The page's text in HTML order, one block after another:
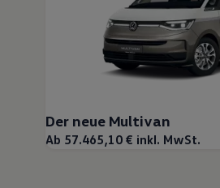
Der neue Multivan
Ab 57.465,10 € inkl. MwSt.